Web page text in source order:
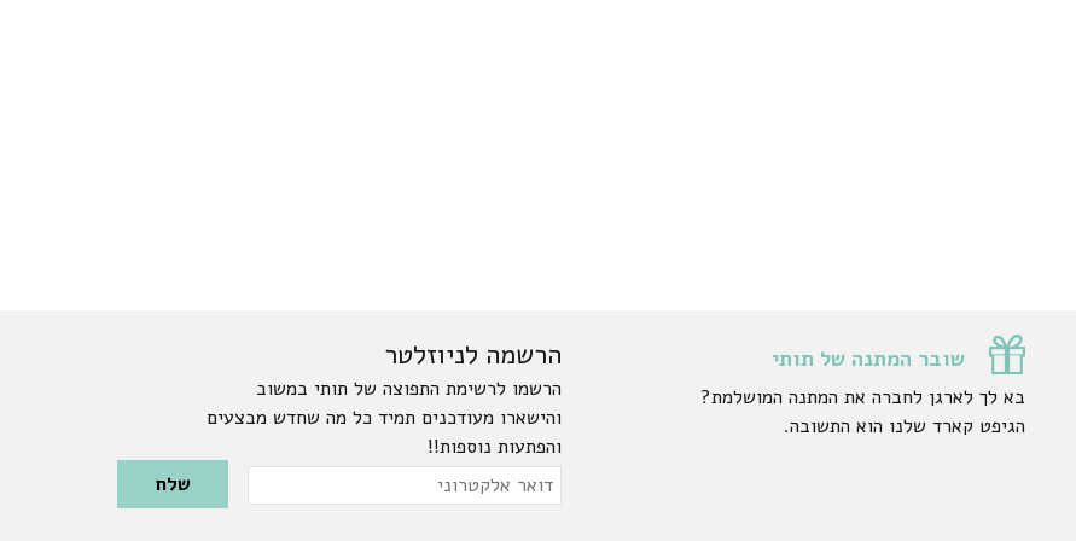
שובר המתנה של תותי
בא לך לארגן לחברה את המתנה המושלמת?
הגיפט קארד שלנו הוא התשובה.
הרשמה לניוזלטר
הרשמו לרשימת התפוצה של תותי במשוב
והישארו מעודכנים תמיד כל מה שחדש מבצעים
והפתעות נוספות!!
Please leave this field empty.
דואר